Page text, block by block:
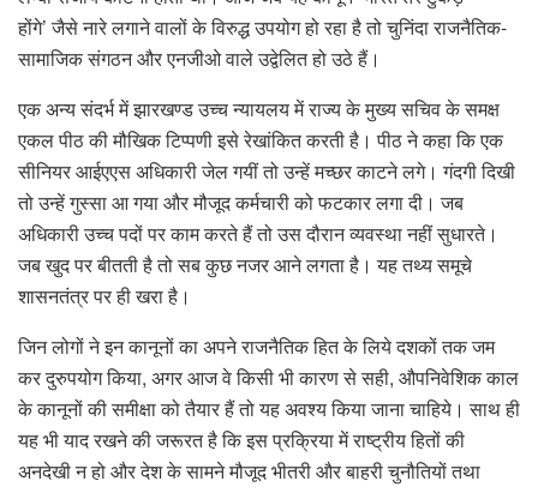
होंगे’ जैसे नारे लगाने वालों के विरुद्ध उपयोग हो रहा है तो चुनिंदा राजनैतिक-
सामाजिक संगठन और एनजीओ वाले उद्वेलित हो उठे हैं।
एक अन्य संदर्भ में झारखण्ड उच्च न्यायलय में राज्य के मुख्य सचिव के समक्ष
एकल पीठ की मौखिक टिप्पणी इसे रेखांकित करती है। पीठ ने कहा कि एक
सीनियर आईएएस अधिकारी जेल गयीं तो उन्हें मच्छर काटने लगे। गंदगी दिखी
तो उन्हें गुस्सा आ गया और मौजूद कर्मचारी को फटकार लगा दी। जब
अधिकारी उच्च पदों पर काम करते हैं तो उस दौरान व्यवस्था नहीं सुधारते।
जब खुद पर बीतती है तो सब कुछ नजर आने लगता है। यह तथ्य समूचे
शासनतंत्र पर ही खरा है।
जिन लोगों ने इन कानूनों का अपने राजनैतिक हित के लिये दशकों तक जम
कर दुरुपयोग किया, अगर आज वे किसी भी कारण से सही, औपनिवेशिक काल
के कानूनों की समीक्षा को तैयार हैं तो यह अवश्य किया जाना चाहिये। साथ ही
यह भी याद रखने की जरूरत है कि इस प्रक्रिया में राष्ट्रीय हितों की
अनदेखी न हो और देश के सामने मौजूद भीतरी और बाहरी चुनौतियों तथा